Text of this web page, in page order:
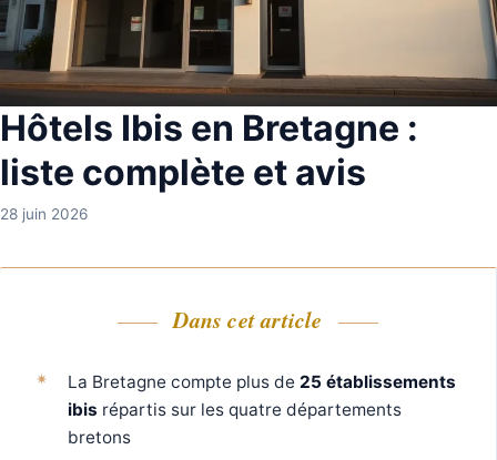
Hôtels Ibis en Bretagne :
liste complète et avis
28 juin 2026
Dans cet article
La Bretagne compte plus de 25 établissements
ibis répartis sur les quatre départements
bretons